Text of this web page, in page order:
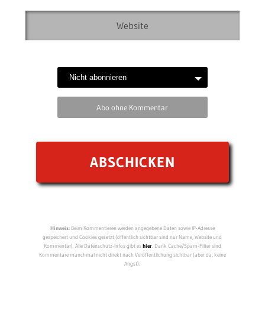
Abo ohne Kommentar
Hinweis:Beim Kommentieren werden angegebene Daten sowie IP-Adresse
gespeichert und Cookies gesetzt (öffentlich sichtbar sind nur Name, Website und
Kommentar). Alle Datenschutz-Infos gibt eshier. Dank Cache/Spam-Filter sind
Kommentare manchmal nicht direkt nach Veröffentlichung sichtbar (aber da, keine
Angst).